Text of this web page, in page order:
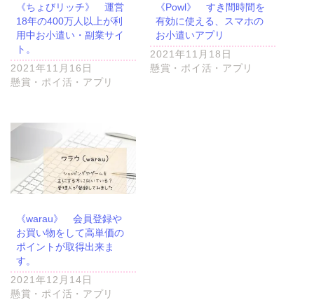
《ちょびリッチ》 運営
18年の400万人以上が利
用中お小遣い・副業サイ
ト。
2021年11月16日
懸賞・ポイ活・アプリ
《Powl》 すき間時間を
有効に使える、スマホの
お小遣いアプリ
2021年11月18日
懸賞・ポイ活・アプリ
《warau》 会員登録や
お買い物をして高単価の
ポイントが取得出来ま
す。
2021年12月14日
懸賞・ポイ活・アプリ